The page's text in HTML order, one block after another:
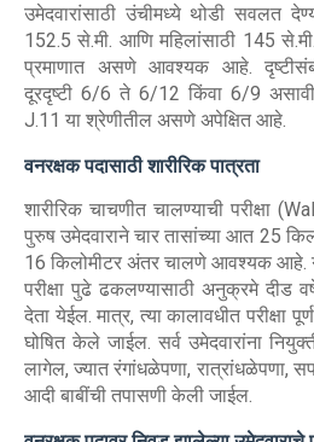
उमेदवारांसाठी उंचीमध्ये थोडी सवलत
152.5 से.मी. आणि महिलांसाठी 145
प्रमाणात असणे आवश्यक आहे.
दूरदृष्टी 6/6 ते 6/12 किंवा 6/9
J.11 या श्रेणीतील असणे अपेक्षित आहे.
वनरक्षक पदासाठी शारीरिक पात्रता
शारीरिक चाचणीत चालण्याची परीक्षा
पुरुष उमेदवाराने चार तासांच्या आत 25
16 किलोमीटर अंतर चालणे आवश्यक आहे.
परीक्षा पुढे ढकलण्यासाठी अनुक्रमे दीड
देता येईल. मात्र, त्या कालावधीत परीक्षा
घोषित केले जाईल. सर्व उमेदवारांना
लागेल, ज्यात रंगांधळेपणा, रात्रांधळेपणा,
आदी बाबींची तपासणी केली जाईल.